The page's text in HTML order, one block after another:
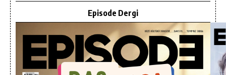
Episode Dergi